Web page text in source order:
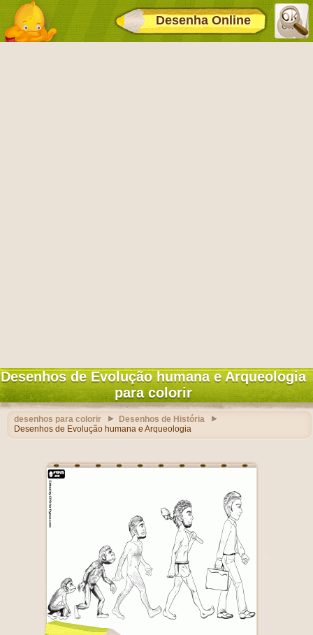
Desenha Online
Desenhos de Evolução humana e Arqueologia
para colorir
desenhos para colorir
Desenhos de História
Desenhos de Evolução humana e Arqueologia